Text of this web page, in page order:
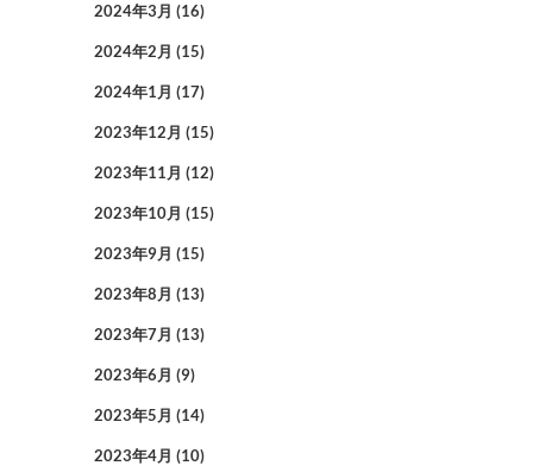
2024年3月 (16)
2024年2月 (15)
2024年1月 (17)
2023年12月 (15)
2023年11月 (12)
2023年10月 (15)
2023年9月 (15)
2023年8月 (13)
2023年7月 (13)
2023年6月 (9)
2023年5月 (14)
2023年4月 (10)